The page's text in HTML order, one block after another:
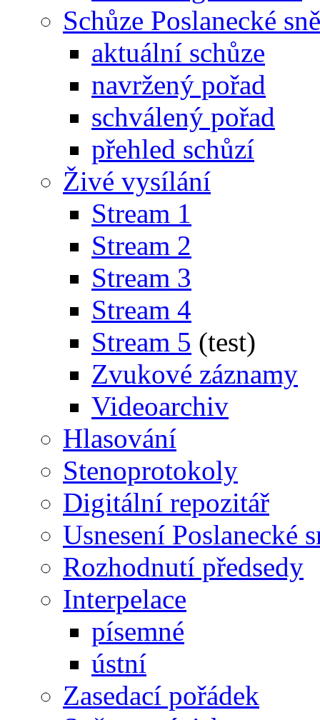
Schůze Poslanecké
aktuální schůze
navržený pořad
schválený pořad
přehled schůzí
Živé vysílání
Stream 1
Stream 2
Stream 3
Stream 4
Stream 5 (test)
Zvukové záznamy
Videoarchiv
Hlasování
Stenoprotokoly
Digitální repozitář
Usnesení Poslanecké
Rozhodnutí předsedy
Interpelace
písemné
ústní
Zasedací pořádek